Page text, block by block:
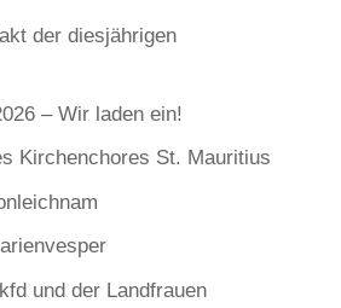
der diesjährigen
– Wir laden ein!
Kirchenchores St. Mauritius
und der Landfrauen